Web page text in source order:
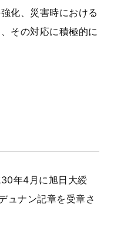
化、災害時における
その対応に積極的に
年4月に旭日大綬
ュナン記章を受章さ